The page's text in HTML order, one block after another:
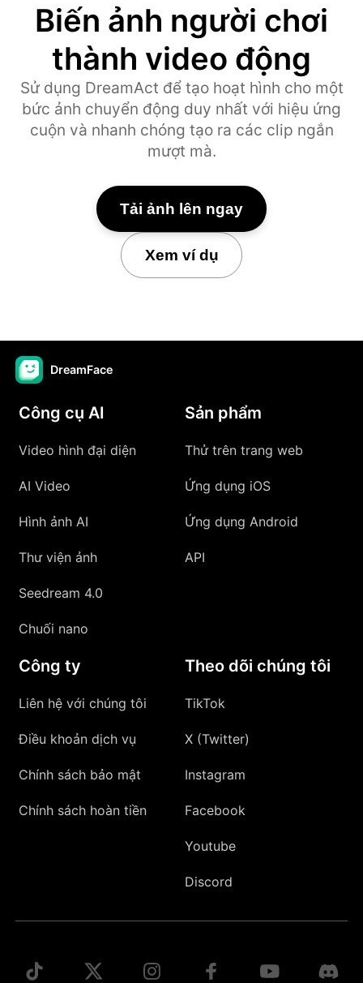
Biến ảnh người chơi
thành video động
Sử dụng DreamAct để tạo hoạt hình cho một
bức ảnh chuyển động duy nhất với hiệu ứng
cuộn và nhanh chóng tạo ra các clip ngắn
mượt mà.
Tải ảnh lên ngay
Xem ví dụ
DreamFace
Công cụ AI
Video hình đại diện
AI Video
Hình ảnh AI
Thư viện ảnh
Seedream 4.0
Chuối nano
Sản phẩm
Thử trên trang web
Ứng dụng iOS
Ứng dụng Android
API
Công ty
Liên hệ với chúng tôi
Điều khoản dịch vụ
Chính sách bảo mật
Chính sách hoàn tiền
Theo dõi chúng tôi
TikTok
X (Twitter)
Instagram
Facebook
Youtube
Discord